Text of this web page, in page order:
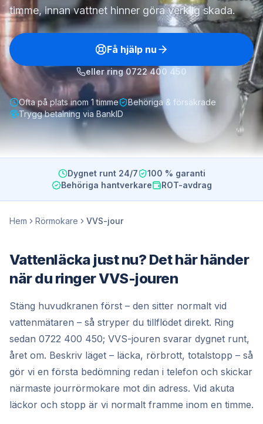
timme, innan vattnet hinner göra verklig skada.
Få hjälp nu
eller ring0722 400 450
Ofta på plats inom 1 timme
Behöriga & försäkrade
Trygg betalning via BankID
Dygnet runt 24/7
100 % garanti
Behöriga hantverkare
ROT-avdrag
Hem Rörmokare VVS-jour
Vattenläcka just nu? Det här händer
när du ringer VVS-jouren
Stäng huvudkranen först – den sitter normalt vid
vattenmätaren – så stryper du tillflödet direkt. Ring
sedan 0722 400 450; VVS-jouren svarar dygnet runt,
året om. Beskriv läget – läcka, rörbrott, totalstopp – så
gör vi en första bedömning redan i telefon och skickar
närmaste jourrörmokare mot din adress. Vid akuta
läckor och stopp är vi normalt framme inom en timme.